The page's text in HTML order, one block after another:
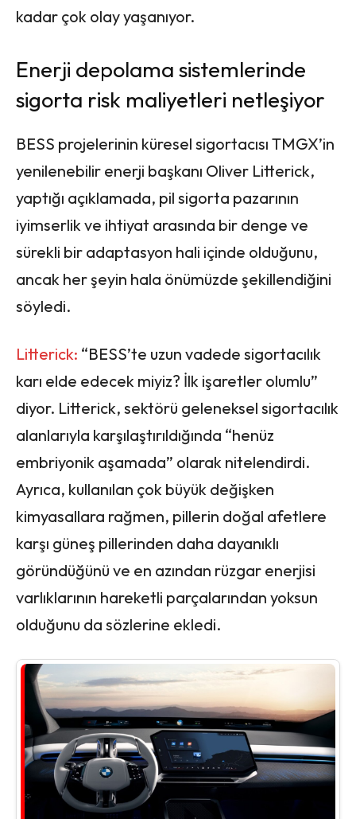
kadar çok olay yaşanıyor.
Enerji depolama sistemlerinde
sigorta risk maliyetleri netleşiyor
BESS projelerinin küresel sigortacısı TMGX’in
yenilenebilir enerji başkanı Oliver Litterick,
yaptığı açıklamada, pil sigorta pazarının
iyimserlik ve ihtiyat arasında bir denge ve
sürekli bir adaptasyon hali içinde olduğunu,
ancak her şeyin hala önümüzde şekillendiğini
söyledi.
Litterick: “BESS’te uzun vadede sigortacılık
karı elde edecek miyiz? İlk işaretler olumlu”
diyor. Litterick, sektörü geleneksel sigortacılık
alanlarıyla karşılaştırıldığında “henüz
embriyonik aşamada” olarak nitelendirdi.
Ayrıca, kullanılan çok büyük değişken
kimyasallara rağmen, pillerin doğal afetlere
karşı güneş pillerinden daha dayanıklı
göründüğünü ve en azından rüzgar enerjisi
varlıklarının hareketli parçalarından yoksun
olduğunu da sözlerine ekledi.